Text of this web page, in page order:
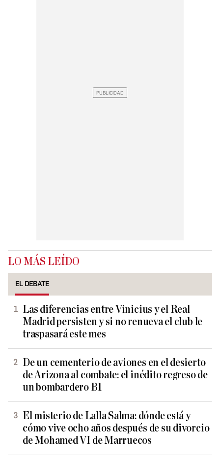
LO MÁS LEÍDO
EL DEBATE
Las diferencias entre Vinicius y el Real
Madrid persisten y si no renueva el club le
traspasará este mes
De un cementerio de aviones en el desierto
de Arizona al combate: el inédito regreso de
un bombardero B1
El misterio de Lalla Salma: dónde está y
cómo vive ocho años después de su divorcio
de Mohamed VI de Marruecos